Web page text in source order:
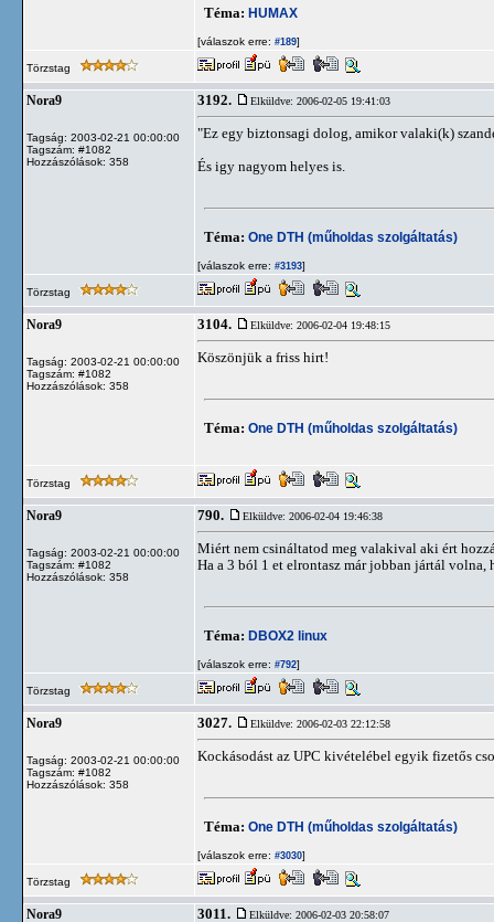
Téma: HUMAX
[válaszok erre: #189]
Törzstag
Nora9
Tagság: 2003-02-21 00:00:00
Tagszám: #1082
Hozzászólások: 358
3192. Elküldve: 2006-02-05 19:41:03
"Ez egy biztonsagi dolog, amikor valaki(k)
És igy nagyom helyes is.
Téma: One DTH (műholdas szolgáltatás)
[válaszok erre: #3193]
Törzstag
Nora9
Tagság: 2003-02-21 00:00:00
Tagszám: #1082
Hozzászólások: 358
3104. Elküldve: 2006-02-04 19:48:15
Köszönjük a friss hirt!
Téma: One DTH (műholdas szolgáltatás)
Törzstag
Nora9
Tagság: 2003-02-21 00:00:00
Tagszám: #1082
Hozzászólások: 358
790. Elküldve: 2006-02-04 19:46:38
Miért nem csináltatod meg valakival aki ért
Ha a 3 ból 1 et elrontasz már jobban jártál volna,
Téma: DBOX2 linux
[válaszok erre: #792]
Törzstag
Nora9
Tagság: 2003-02-21 00:00:00
Tagszám: #1082
Hozzászólások: 358
3027. Elküldve: 2006-02-03 22:12:58
Kockásodást az UPC kivételébel egyik fizetős
Téma: One DTH (műholdas szolgáltatás)
[válaszok erre: #3030]
Törzstag
Nora9 3011. Elküldve: 2006-02-03 20:58:07